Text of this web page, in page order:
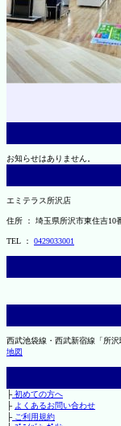
お知らせはありません。
エミテラス所沢店
住所 ： 埼玉県所沢市東住吉10
TEL ： 0429033001
西武池袋線・西武新宿線「所
地図
├初めての方へ
├ よくあるお問い合わせ
├ご利用規約